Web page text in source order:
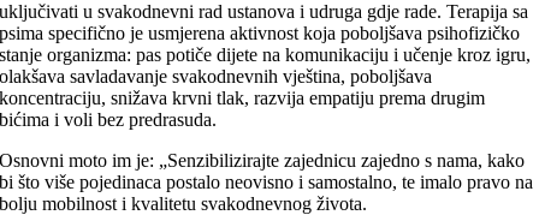
uključivati u svakodnevni rad ustanova i udruga gdje rade. Terapija sa
psima specifično je usmjerena aktivnost koja poboljšava psihofizičko
stanje organizma: pas potiče dijete na komunikaciju i učenje kroz igru,
olakšava savladavanje svakodnevnih vještina, poboljšava
koncentraciju, snižava krvni tlak, razvija empatiju prema drugim
bićima i voli bez predrasuda.
Osnovni moto im je: „Senzibilizirajte zajednicu zajedno s nama, kako
bi što više pojedinaca postalo neovisno i samostalno, te imalo pravo na
bolju mobilnost i kvalitetu svakodnevnog života.